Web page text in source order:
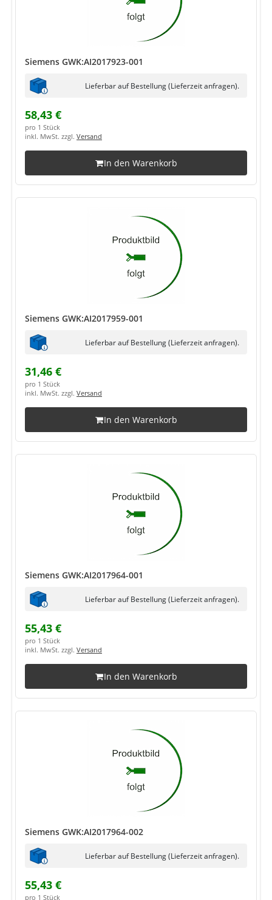
Siemens GWK:AI2017923-001
Lieferbar auf Bestellung (Lieferzeit anfragen).
58,43 €
pro 1 Stück
inkl. MwSt. zzgl. Versand
In den Warenkorb
Siemens GWK:AI2017959-001
Lieferbar auf Bestellung (Lieferzeit anfragen).
31,46 €
pro 1 Stück
inkl. MwSt. zzgl. Versand
In den Warenkorb
Siemens GWK:AI2017964-001
Lieferbar auf Bestellung (Lieferzeit anfragen).
55,43 €
pro 1 Stück
inkl. MwSt. zzgl. Versand
In den Warenkorb
Siemens GWK:AI2017964-002
Lieferbar auf Bestellung (Lieferzeit anfragen).
55,43 €
pro 1 Stück